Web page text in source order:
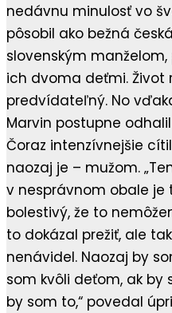
nedávnu minulosť vo
pôsobil ako bežná
slovenským
ich dvoma deťmi.
predvídateľný. No
Marvin postupne
Čoraz intenzívnejšie
naozaj je – mužom.
v nesprávnom obale je
bolestivý, že to
to dokázal prežiť, ale
nenávidel. Naozaj by
som kvôli deťom, ak by
by som to,“ povedal